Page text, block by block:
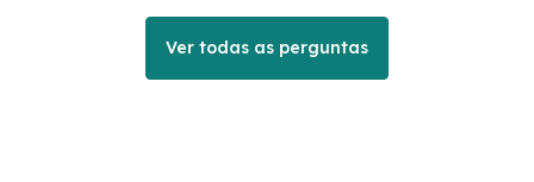
Ver todas as perguntas